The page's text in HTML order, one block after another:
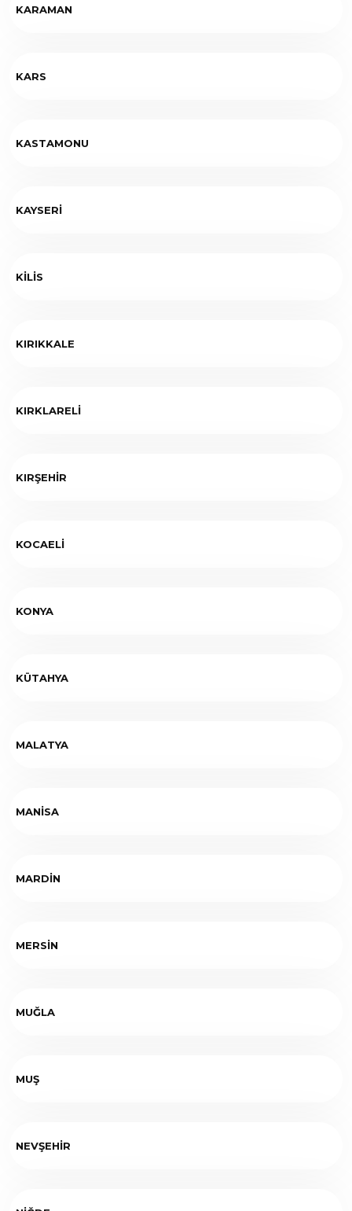
KARAMAN
KARS
KASTAMONU
KAYSERİ
KİLİS
KIRIKKALE
KIRKLARELİ
KIRŞEHİR
KOCAELİ
KONYA
KÜTAHYA
MALATYA
MANİSA
MARDİN
MERSİN
MUĞLA
MUŞ
NEVŞEHİR